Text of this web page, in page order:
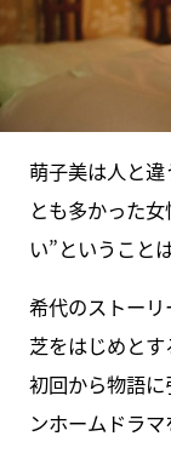
萌子美は人と
とも多かった
い”ということ
希代のストー
芝をはじめとす
初回から物語
ンホームドラマ